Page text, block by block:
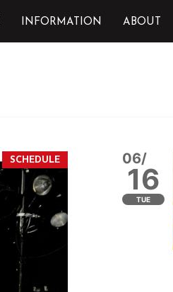
INFORMATION ABOUT
06/
16
TUE